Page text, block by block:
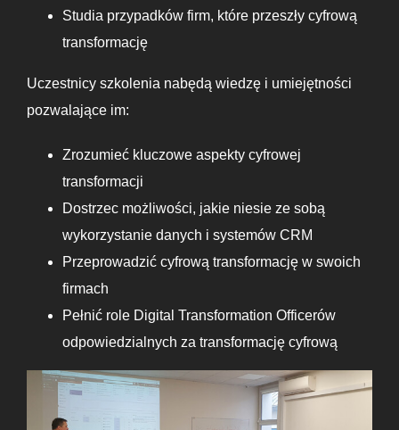
Studia przypadków firm, które przeszły cyfrową
transformację
Uczestnicy szkolenia nabędą wiedzę i umiejętności
pozwalające im:
Zrozumieć kluczowe aspekty cyfrowej
transformacji
Dostrzec możliwości, jakie niesie ze sobą
wykorzystanie danych i systemów CRM
Przeprowadzić cyfrową transformację w swoich
firmach
Pełnić role Digital Transformation Officerów
odpowiedzialnych za transformację cyfrową